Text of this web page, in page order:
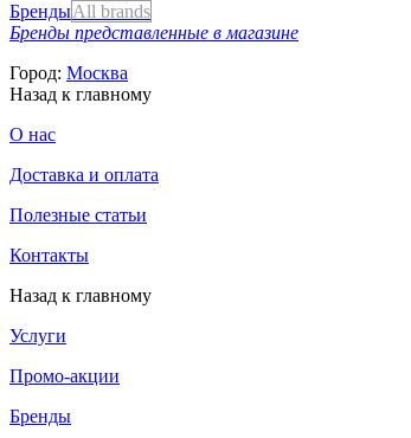
БрендыAll brands
Бренды представленные в магазине
Город: Москва
Назад к главному
О нас
Доставка и оплата
Полезные статьи
Контакты
Назад к главному
Услуги
Промо-акции
Бренды